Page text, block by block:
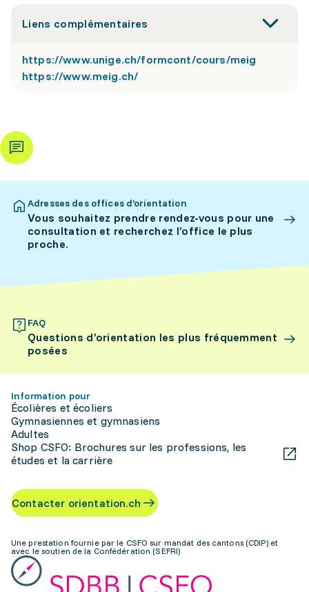
Liens complémentaires
https://www.unige.ch/formcont/cours/meig
https://www.meig.ch/
Adresses des offices d’orientation
Vous souhaitez prendre rendez-vous pour une
consultation et recherchez l’office le plus
proche.
FAQ
Questions d’orientation les plus fréquemment
posées
Information pour
Écolières et écoliers
Gymnasiennes et gymnasiens
Adultes
Shop CSFO: Brochures sur les professions, les
études et la carrière
Contacter orientation.ch
Une prestation fournie par le CSFO sur mandat des cantons (CDIP) et
avec le soutien de la Confédération (SEFRI)